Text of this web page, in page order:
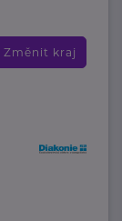
Změnit kraj